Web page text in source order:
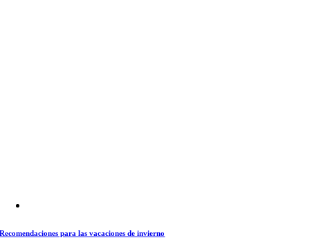
Recomendaciones para las vacaciones de invierno